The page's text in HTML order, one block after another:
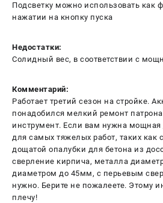
Подсветку можно использовать как
нажатии на кнопку пуска
Недостатки:
Солидный вес, в соответствии с
Комментарий:
Работает третий сезон на стройке.
понадобился мелкий ремонт
инструмент. Если вам нужна мощная
для самых тяжелых работ, таких как
дощатой опалубки для бетона из
сверление кирпича, металла
диаметром до 45мм, с перьевым
нужно. Берите не пожалеете. Этому
плечу!